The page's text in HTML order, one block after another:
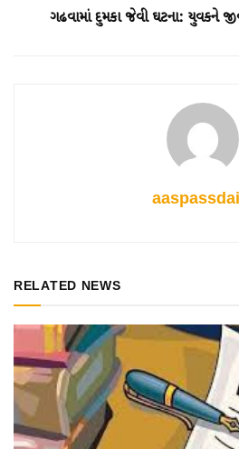
ગઢવામાં દુમકા જેવી ઘટના: યુવકને
RELATED NEWS